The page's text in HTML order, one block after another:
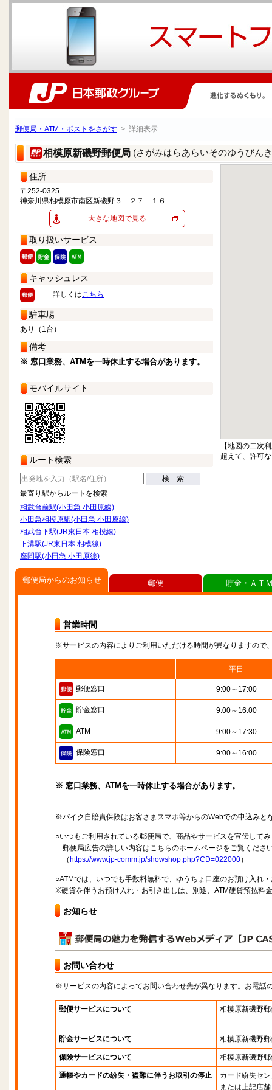
郵便局・ATM・ポストをさがす > 詳細表示
相模原新磯野郵便局 (さがみはらあらいそのゆうびん
住所
〒252-0325
神奈川県相模原市南区新磯野３－２７－１６
大きな地図で見る
取り扱いサービス
キャッシュレス
詳しくはこちら
駐車場
あり（1台）
備考
※ 窓口業務、ATMを一時休止する場合があります。
モバイルサイト
ルート検索
検 索
最寄り駅からルートを検索
相武台前駅(小田急 小田原線)
小田急相模原駅(小田急 小田原線)
相武台下駅(JR東日本 相模線)
下溝駅(JR東日本 相模線)
座間駅(小田急 小田原線)
【地図の二次
超えて、許可
郵便局からのお知らせ
営業時間
※サービスの内容によりご利用いただける時間が異なりますので
平日
郵便窓口 9:00～17:00
貯金窓口 9:00～16:00
ATM 9:00～17:30
保険窓口 9:00～16:00
※ 窓口業務、ATMを一時休止する場合があります。
※バイク自賠責保険はお客さまスマホ等からのWebでの申込みと
○いつもご利用されている郵便局で、商品やサービスを宣伝して
郵便局広告の詳しい内容はこちらのホームページをご覧くださ
（ https://www.jp-comm.jp/showshop.php?CD=022000）
○ATMでは、いつでも手数料無料で、ゆうちょ口座のお預け入れ
※硬貨を伴うお預け入れ・お引き出しは、別途、ATM硬貨預払料
お知らせ
お問い合わせ
※サービスの内容によってお問い合わせ先が異なります。お電話
郵便サービスについて 相模原新磯野
貯金サービスについて 相模原新磯野
保険サービスについて 相模原新磯野
通帳やカードの紛失・盗難に伴うお取引の停止
カード紛失セ
または上記店舗
郵便 貯金・ＡＴ